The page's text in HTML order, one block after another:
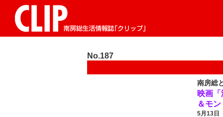
No.187
南房総
映画
＆モ
5月13日